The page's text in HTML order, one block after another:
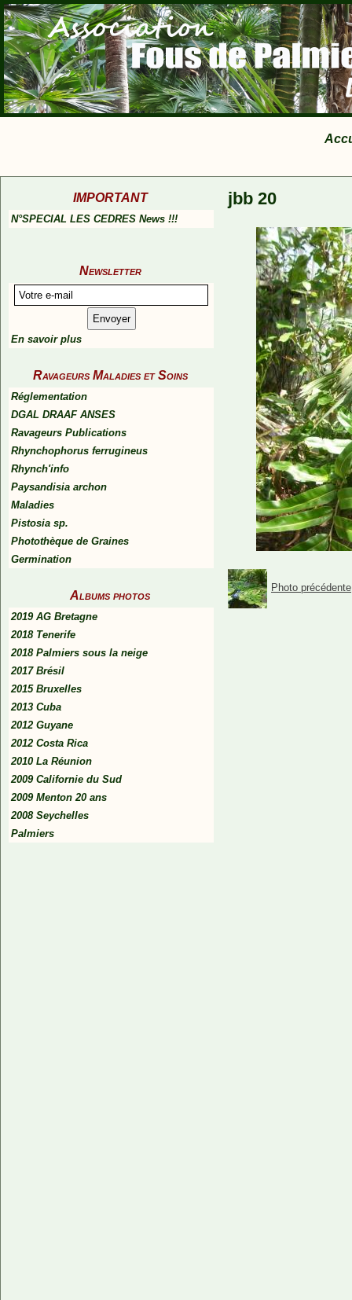
IMPORTANT
N°SPECIAL LES CEDRES News !!!
Newsletter
En savoir plus
Ravageurs Maladies et Soins
Réglementation
DGAL DRAAF ANSES
Ravageurs Publications
Rhynchophorus ferrugineus
Rhynch'info
Paysandisia archon
Maladies
Pistosia sp.
Photothèque de Graines
Germination
Albums photos
2019 AG Bretagne
2018 Tenerife
2018 Palmiers sous la neige
2017 Brésil
2015 Bruxelles
2013 Cuba
2012 Guyane
2012 Costa Rica
2010 La Réunion
2009 Californie du Sud
2009 Menton 20 ans
2008 Seychelles
Palmiers
jbb 20
Photo précédente